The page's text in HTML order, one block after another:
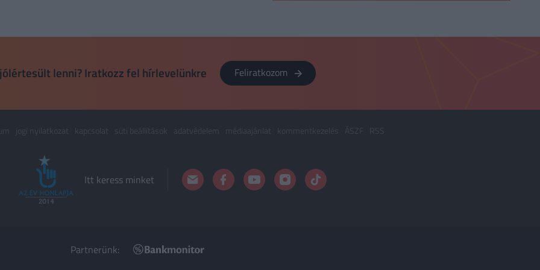
lenni? Iratkozz fel hírlevelünkre Feliratkozom
jogi nyilatkozat kapcsolat süti beállítások adatvédelem médiaajánlat kommentkezelés ÁSZF RSS
Itt keress minket
Partnerünk: